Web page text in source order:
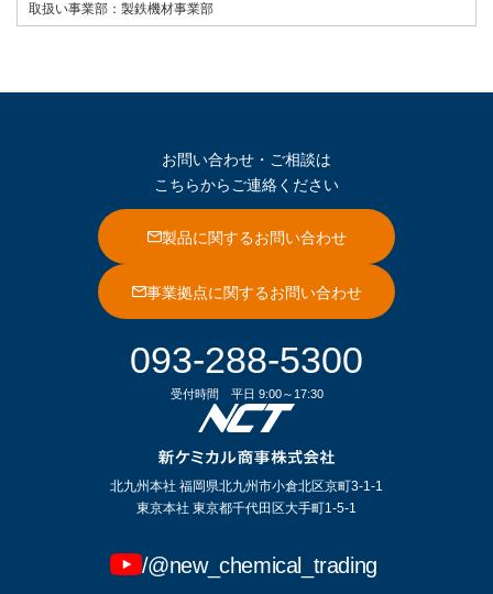
取扱い事業部： 製鉄機材事業部
お問い合わせ・ご相談は
こちらからご連絡ください
製品に関するお問い合わせ
事業拠点に関するお問い合わせ
093-288-5300
受付時間 平日 9:00～17:30
北九州本社 福岡県北九州市小倉北区京町3-1-1
東京本社 東京都千代田区大手町1-5-1
/@new_chemical_trading